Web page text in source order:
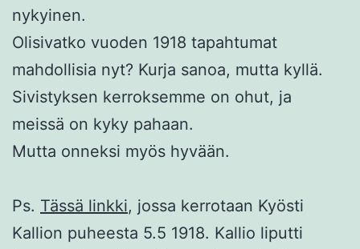
nykyinen.
Olisivatko vuoden 1918 tapahtumat
mahdollisia nyt? Kurja sanoa, mutta kyllä.
Sivistyksen kerroksemme on ohut, ja
meissä on kyky pahaan.
Mutta onneksi myös hyvään.
Ps. Tässä linkki, jossa kerrotaan Kyösti
Kallion puheesta 5.5 1918. Kallio liputti